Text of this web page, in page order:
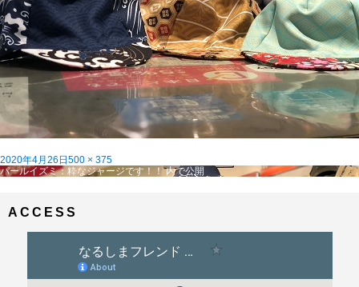
投
稿
2020年4月26日 フ
ル
500 × 375
投
ゲ
パールイズミ：粋なジャージです！！ 内で公開
ACCESS